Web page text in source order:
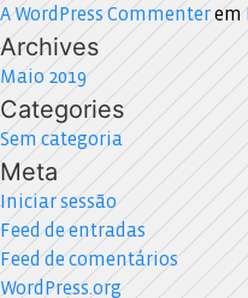
A WordPress Commenterem
Archives
Maio 2019
Categories
Sem categoria
Meta
Iniciar sessão
Feed de entradas
Feed de comentários
WordPress.org